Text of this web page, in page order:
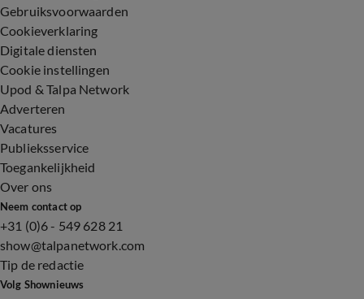
Gebruiksvoorwaarden
Cookieverklaring
Digitale diensten
Cookie instellingen
Upod & Talpa Network
Adverteren
Vacatures
Publieksservice
Toegankelijkheid
Over ons
Neem contact op
+31 (0)6 - 549 628 21
show@talpanetwork.com
Tip de redactie
Volg Shownieuws